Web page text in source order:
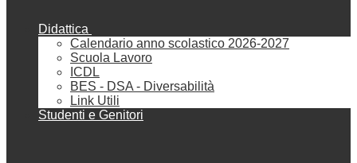
Didattica
Calendario anno scolastico 2026-2027
Scuola Lavoro
ICDL
BES - DSA - Diversabilità
Link Utili
Studenti e Genitori